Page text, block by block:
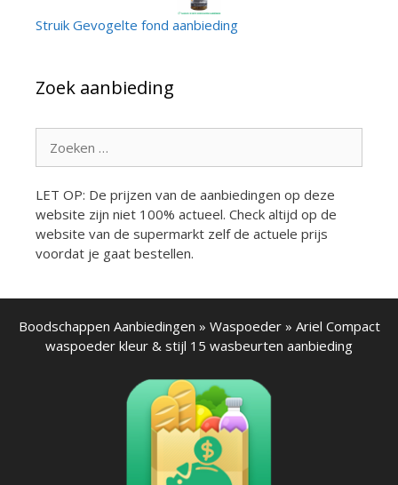
Struik Gevogelte fond aanbieding
Zoek aanbieding
naar:
LET OP: De prijzen van de aanbiedingen op deze
website zijn niet 100% actueel. Check altijd op de
website van de supermarkt zelf de actuele prijs
voordat je gaat bestellen.
Boodschappen Aanbiedingen » Waspoeder» Ariel Compact
waspoeder kleur & stijl 15 wasbeurten aanbieding